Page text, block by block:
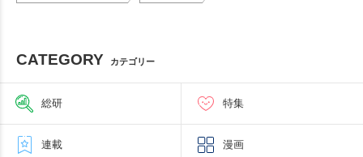
CATEGORY カテゴリー
総研 特集
連載 漫画